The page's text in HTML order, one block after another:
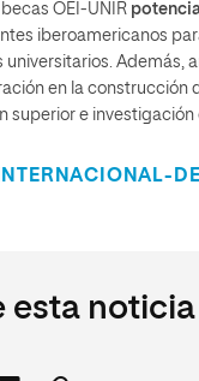
OEI-UNIR
iberoamericanos
universitarios. Además,
en la construcción
superior e investigación
esta noticia